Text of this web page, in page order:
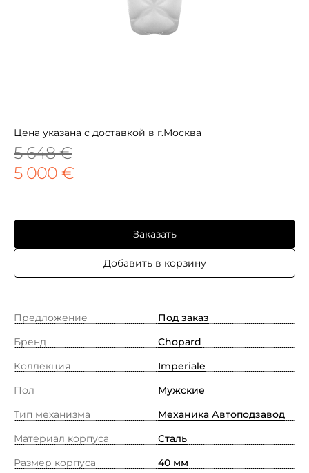
Цена указана с доставкой в г.Москва
5 648 €
5 000 €
Заказать
Добавить в корзину
Предложение
Под заказ
Бренд
Chopard
Коллекция
Imperiale
Пол
Мужские
Тип механизма
Механика Автоподзавод
Материал корпуса
Сталь
Размер корпуса
40 мм